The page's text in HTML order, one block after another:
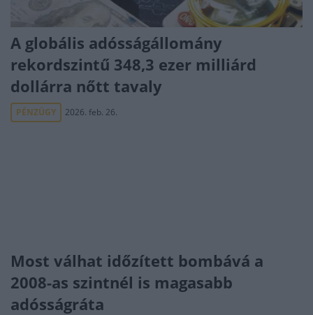
A globális adósságállomány
rekordszintű 348,3 ezer milliárd
dollárra nőtt tavaly
PÉNZÜGY 2026. feb. 26.
Most válhat időzített bombává a
2008-as szintnél is magasabb
adósságráta